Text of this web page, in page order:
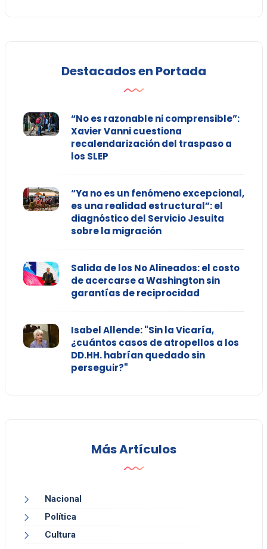
Destacados en Portada
“No es razonable ni comprensible”:
Xavier Vanni cuestiona
recalendarización del traspaso a
los SLEP
“Ya no es un fenómeno excepcional,
es una realidad estructural”: el
diagnóstico del Servicio Jesuita
sobre la migración
Salida de los No Alineados: el costo
de acercarse a Washington sin
garantías de reciprocidad
Isabel Allende: "Sin la Vicaría,
¿cuántos casos de atropellos a los
DD.HH. habrían quedado sin
perseguir?"
Más Artículos
Nacional
Política
Cultura